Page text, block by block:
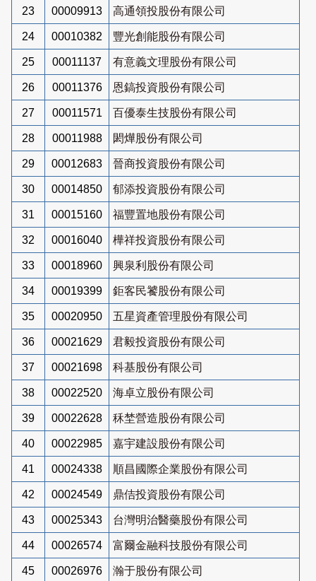
23 00009913 高通領投股份有限公司
24 00010382 豐光創能股份有限公司
25 00011137 有意義文理股份有限公司
26 00011376 恩鎬投資股份有限公司
27 00011571 百優泰生技股份有限公司
28 00011988 閎燁股份有限公司
29 00012683 晉商投資股份有限公司
30 00014850 郁添投資股份有限公司
31 00015160 福豐置地股份有限公司
32 00016040 樺祥投資股份有限公司
33 00018960 興泉利股份有限公司
34 00019399 鉅客民饕股份有限公司
35 00020950 五星資產管理股份有限公司
36 00021629 君毅投資股份有限公司
37 00021698 科基股份有限公司
38 00022520 海卓立股份有限公司
39 00022628 秝埜營造股份有限公司
40 00022985 嘉宇建設股份有限公司
41 00024338 順昌國際企業股份有限公司
42 00024549 鼎佶投資股份有限公司
43 00025343 台灣明治醫藥股份有限公司
44 00026574 富爾金融科技股份有限公司
45 00026976 瀚于股份有限公司